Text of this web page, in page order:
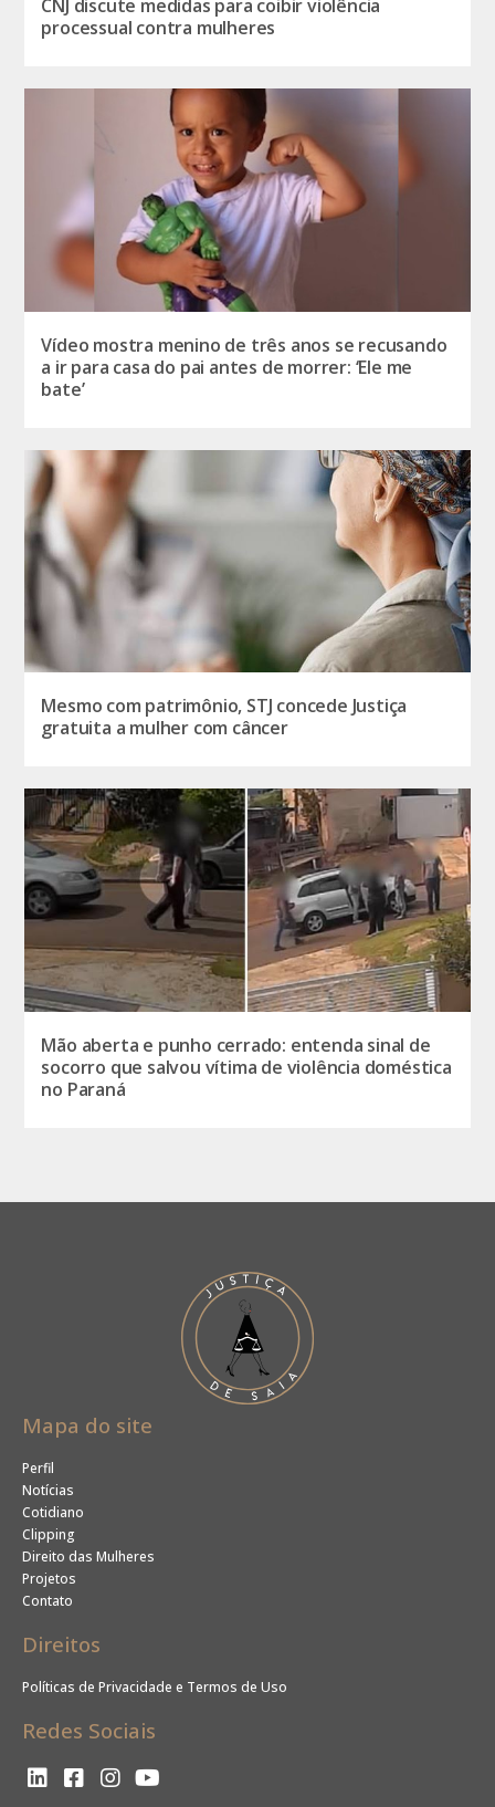
CNJ discute medidas para coibir violência
processual contra mulheres
Vídeo mostra menino de três anos se recusando
a ir para casa do pai antes de morrer: ‘Ele me
bate’
Mesmo com patrimônio, STJ concede Justiça
gratuita a mulher com câncer
Mão aberta e punho cerrado: entenda sinal de
socorro que salvou vítima de violência doméstica
no Paraná
Mapa do site
Perfil
Notícias
Cotidiano
Clipping
Direito das Mulheres
Projetos
Contato
Direitos
Políticas de Privacidade e Termos de Uso
Redes Sociais